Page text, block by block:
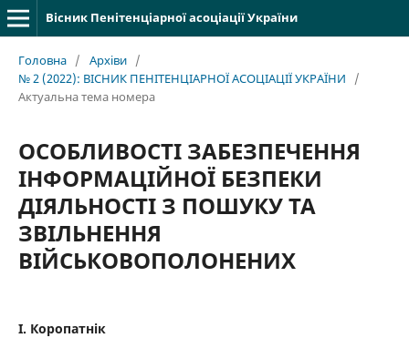
Вісник Пенітенціарної асоціації України
Головна / Архіви /
№ 2 (2022): ВІСНИК ПЕНІТЕНЦІАРНОЇ АСОЦІАЦІЇ УКРАЇНИ
/
Актуальна тема номера
ОСОБЛИВОСТІ ЗАБЕЗПЕЧЕННЯ
ІНФОРМАЦІЙНОЇ БЕЗПЕКИ
ДІЯЛЬНОСТІ З ПОШУКУ ТА
ЗВІЛЬНЕННЯ
ВІЙСЬКОВОПОЛОНЕНИХ
І. Коропатнік